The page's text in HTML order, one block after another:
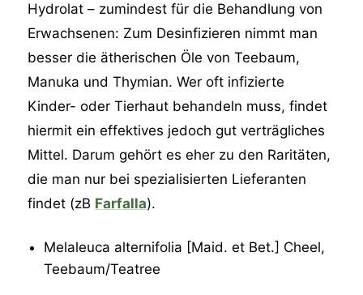
Hydrolat – zumindest für die Behandlung von
Erwachsenen: Zum Desinfizieren nimmt man
besser die ätherischen Öle von Teebaum,
Manuka und Thymian. Wer oft infizierte
Kinder- oder Tierhaut behandeln muss, findet
hiermit ein effektives jedoch gut verträgliches
Mittel. Darum gehört es eher zu den Raritäten,
die man nur bei spezialisierten Lieferanten
findet (zB Farfalla).
Melaleuca alternifolia [Maid. et Bet.] Cheel,
Teebaum/Teatree